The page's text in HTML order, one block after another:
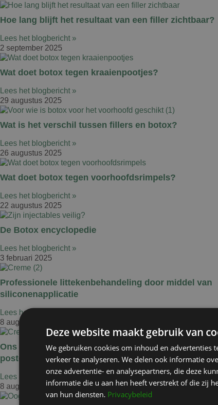
Hoe lang blijft het resultaat van een filler zichtbaar?
Lees het blogbericht »
2 september 2025
Wat doet botox tegen kraaienpootjes?
Lees het blogbericht »
29 augustus 2025
Wat is het verschil tussen fillers en botox?
Lees het blogbericht »
26 augustus 2025
Wat doet botox tegen voorhoofdsrimpels?
Lees het blogbericht »
22 augustus 2025
De Botox encyclopedie
Lees het blogbericht »
3 februari 2025
Professionele littekenbehandeling door middel van
siliconenapplicatie
Lees het blogbericht »
8 augustus 2024
Ons aanbevolen product voor de beste
postoperatieve zorg voor je littekens.
Lees het blogbericht »
8 augustus 2024
Deze website maakt gebruik van
We gebruiken cookies om inhoud en advertenties
verkeer te analyseren. We delen ook informatie
onze advertentie- en analysepartners, die deze
informatie die u aan hen heeft verstrekt of die zij
van hun diensten. Privacybeleid